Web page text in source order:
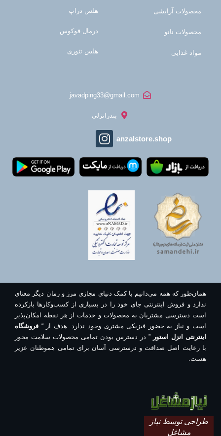
محصولات آرایشی
محصولات نانو
مواد غذایی
هلس دراپ
درمال فوکوس
هلس تئوری
javadping33@gmail.com
بندرانزلی
anzalstore.shop
همان‌طور که همه می‌دانیم با کمک دنیای مجازی مرز و زمان دیگر معنای
ندارد و فروش اینترنتی جای خود را در بسیاری از کسب‌وکارها بازکرده
است دسترسی مشتریان به محصولات و خدمات از هر نقطه امکان‌پذیر
است و نیاز به حضور فیزیکی مشتری وجود ندارد. هدف از “ فروشگاه
اینترنتی انزل استور ” در دسترس بودن تمامی محصولات سلامت محور
با رعایت اصل صداقت و درسترسی آسان برای تمامی هموطنان عزیز
هست.
طراحی توسط نیاز
مشاغل